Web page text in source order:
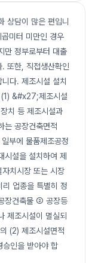
상담이 많은 편입니
미터 미만인 경우
만 정부로부터 대출
또한, 직접생산확인
다. 제조시설 설치
&#x27;제조시설
치 등 제조시설과
는 공장건축면적
부에 물품제조공정
시설을 설치하여 제
치시장 또는 시장
업종을 특별히 정
장건축물 ② 공장등
제조시설이 멸실되
(2) 제조시설면적
인을 받아야 합